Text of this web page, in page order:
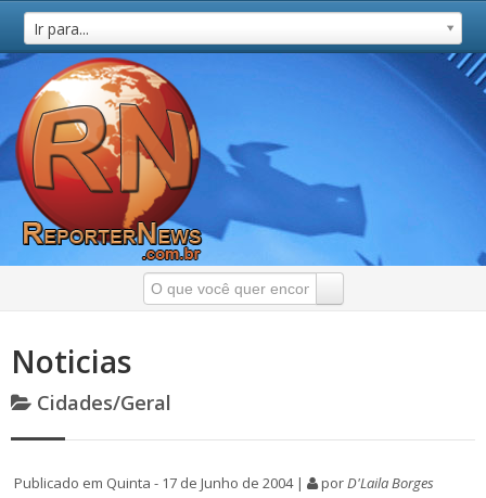
Ir para...
Noticias
Cidades/Geral
Publicado em Quinta - 17 de Junho de 2004 | porD'Laila Borges